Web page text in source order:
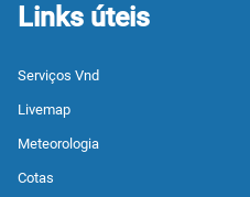
Links úteis
Serviços Vnd
Livemap
Meteorologia
Cotas